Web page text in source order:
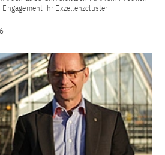
ihr Exzellenzcluster